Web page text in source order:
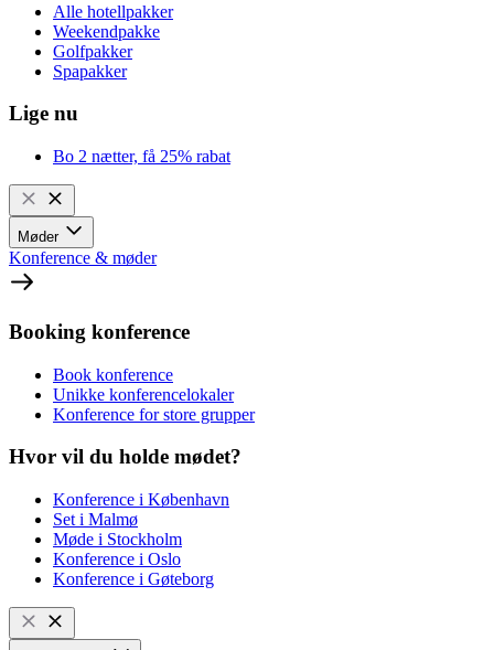
Alle hotellpakker
Weekendpakke
Golfpakker
Spapakker
Lige nu
Bo 2 nætter, få 25% rabat
Møder
Konference & møder
Booking konference
Book konference
Unikke konferencelokaler
Konference for store grupper
Hvor vil du holde mødet?
Konference i København
Set i Malmø
Møde i Stockholm
Konference i Oslo
Konference i Gøteborg